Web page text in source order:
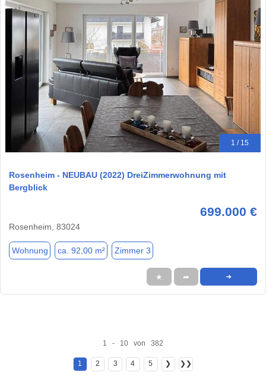
1 / 15
Rosenheim - NEUBAU (2022) DreiZimmerwohnung mit
Bergblick
699.000 €
Rosenheim, 83024
Wohnung ca. 92,00 m² Zimmer 3
★ ➦ ➜
1 - 10 von 382
1 2 3 4 5 ❯ ❯❯